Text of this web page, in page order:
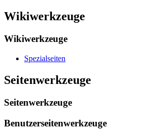
Wikiwerkzeuge
Wikiwerkzeuge
Spezialseiten
Seitenwerkzeuge
Seitenwerkzeuge
Benutzerseitenwerkzeuge